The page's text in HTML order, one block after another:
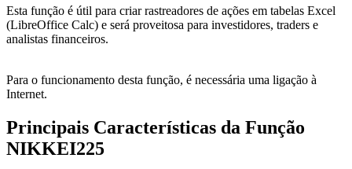
Esta função é útil para criar rastreadores de ações em tabelas Excel
(LibreOffice Calc) e será proveitosa para investidores, traders e
analistas financeiros.
Para o funcionamento desta função, é necessária uma ligação à
Internet.
Principais Características da Função
NIKKEI225